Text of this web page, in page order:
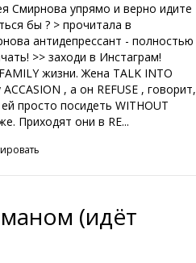
Смирнова упрямо и верно идите
бы ? > прочитала в
антидепрессант - полностью
>> заходи в Инстаграм!
жизни. Жена TALK INTO
, а он REFUSE , говорит,
просто посидеть WITHOUT
Приходят они в RE...
(идёт